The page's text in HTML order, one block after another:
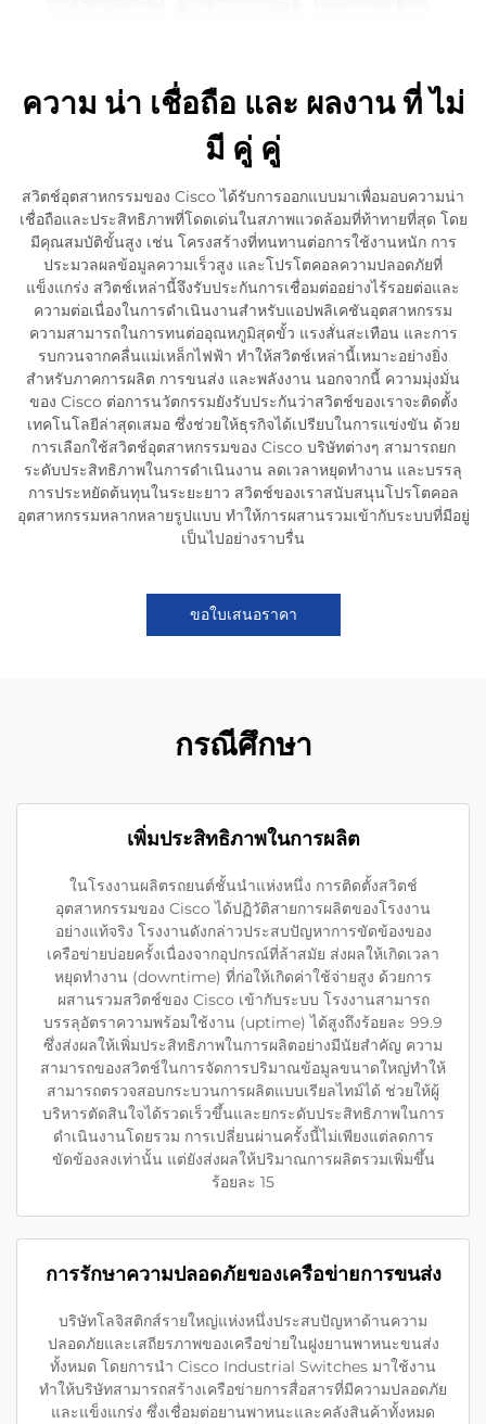
ความ น่า เชื่อถือ และ ผลงาน ที่ ไม่
มี คู่ คู่
สวิตช์อุตสาหกรรมของ Cisco ได้รับการออกแบบมาเพื่อมอบความน่า
เชื่อถือและประสิทธิภาพที่โดดเด่นในสภาพแวดล้อมที่ท้าทายที่สุด โดย
มีคุณสมบัติขั้นสูง เช่น โครงสร้างที่ทนทานต่อการใช้งานหนัก การ
ประมวลผลข้อมูลความเร็วสูง และโปรโตคอลความปลอดภัยที่
แข็งแกร่ง สวิตช์เหล่านี้จึงรับประกันการเชื่อมต่ออย่างไร้รอยต่อและ
ความต่อเนื่องในการดำเนินงานสำหรับแอปพลิเคชันอุตสาหกรรม
ความสามารถในการทนต่ออุณหภูมิสุดขั้ว แรงสั่นสะเทือน และการ
รบกวนจากคลื่นแม่เหล็กไฟฟ้า ทำให้สวิตช์เหล่านี้เหมาะอย่างยิ่ง
สำหรับภาคการผลิต การขนส่ง และพลังงาน นอกจากนี้ ความมุ่งมั่น
ของ Cisco ต่อการนวัตกรรมยังรับประกันว่าสวิตช์ของเราจะติดตั้ง
เทคโนโลยีล่าสุดเสมอ ซึ่งช่วยให้ธุรกิจได้เปรียบในการแข่งขัน ด้วย
การเลือกใช้สวิตช์อุตสาหกรรมของ Cisco บริษัทต่างๆ สามารถยก
ระดับประสิทธิภาพในการดำเนินงาน ลดเวลาหยุดทำงาน และบรรลุ
การประหยัดต้นทุนในระยะยาว สวิตช์ของเราสนับสนุนโปรโตคอล
อุตสาหกรรมหลากหลายรูปแบบ ทำให้การผสานรวมเข้ากับระบบที่มีอยู่
เป็นไปอย่างราบรื่น
ขอใบเสนอราคา
กรณีศึกษา
เพิ่มประสิทธิภาพในการผลิต
ในโรงงานผลิตรถยนต์ชั้นนำแห่งหนึ่ง การติดตั้งสวิตช์
อุตสาหกรรมของ Cisco ได้ปฏิวัติสายการผลิตของโรงงาน
อย่างแท้จริง โรงงานดังกล่าวประสบปัญหาการขัดข้องของ
เครือข่ายบ่อยครั้งเนื่องจากอุปกรณ์ที่ล้าสมัย ส่งผลให้เกิดเวลา
หยุดทำงาน (downtime) ที่ก่อให้เกิดค่าใช้จ่ายสูง ด้วยการ
ผสานรวมสวิตช์ของ Cisco เข้ากับระบบ โรงงานสามารถ
บรรลุอัตราความพร้อมใช้งาน (uptime) ได้สูงถึงร้อยละ 99.9
ซึ่งส่งผลให้เพิ่มประสิทธิภาพในการผลิตอย่างมีนัยสำคัญ ความ
สามารถของสวิตช์ในการจัดการปริมาณข้อมูลขนาดใหญ่ทำให้
สามารถตรวจสอบกระบวนการผลิตแบบเรียลไทม์ได้ ช่วยให้ผู้
บริหารตัดสินใจได้รวดเร็วขึ้นและยกระดับประสิทธิภาพในการ
ดำเนินงานโดยรวม การเปลี่ยนผ่านครั้งนี้ไม่เพียงแต่ลดการ
ขัดข้องลงเท่านั้น แต่ยังส่งผลให้ปริมาณการผลิตรวมเพิ่มขึ้น
ร้อยละ 15
การรักษาความปลอดภัยของเครือข่ายการขนส่ง
บริษัทโลจิสติกส์รายใหญ่แห่งหนึ่งประสบปัญหาด้านความ
ปลอดภัยและเสถียรภาพของเครือข่ายในฝูงยานพาหนะขนส่ง
ทั้งหมด โดยการนำ Cisco Industrial Switches มาใช้งาน
ทำให้บริษัทสามารถสร้างเครือข่ายการสื่อสารที่มีความปลอดภัย
และแข็งแกร่ง ซึ่งเชื่อมต่อยานพาหนะและคลังสินค้าทั้งหมด